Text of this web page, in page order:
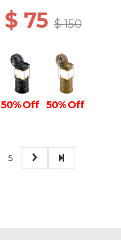
$ 75$ 150
50% Off 50% Off
5